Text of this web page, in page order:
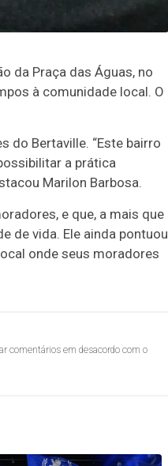
da Praça das Águas, no
à comunidade local. O
do Bertaville. “Este bairro
a prática
Marilon Barbosa.
e que, a mais que
de vida. Ele ainda pontuou
onde seus moradores
comentários em desacordo com o